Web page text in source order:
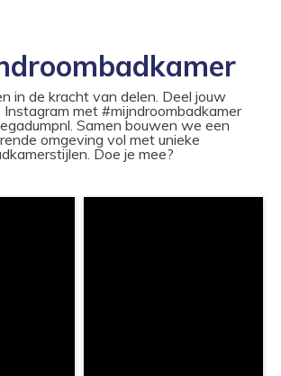
in de kracht van delen. Deel jouw
Instagram met #mijndroombadkamer
Samen bouwen we een
omgeving vol met unieke
Doe je mee?